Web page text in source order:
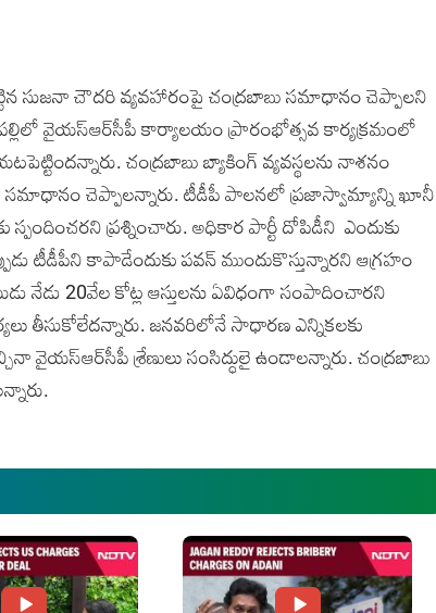
సుజనా చౌదరి వ్యవహారంపై చంద్రబాబు సమాధానం చెప్పాలని
వైయస్‌ఆర్‌సీపీ కార్యాలయం ప్రారంభోత్సవ కార్యక్రమంలో
చంద్రబాబు బ్యాకింగ్‌ వ్యవస్థలను నాశనం
సమాధానం చెప్పాలన్నారు. టీడీపీ పాలనలో ప్రజాస్వామ్యాన్ని ఖూనీ
స్పందించరని ప్రశ్నించారు. అధికార పార్టీ దోపిడీని ఎందుకు
టీడీపీని కాపాడేందుకు పవన్‌ ముందుకొస్తున్నారని ఆగ్రహం
నేడు 20వేల కోట్ల ఆస్తులను ఏవిధంగా సంపాదించారని
తీసుకోలేదన్నారు. జనవరిలోనే సాధారణ ఎన్నికలకు
వైయస్‌ఆర్‌సీపీ శ్రేణులు సంసిద్ధులై ఉండాలన్నారు. చంద్రబాబు